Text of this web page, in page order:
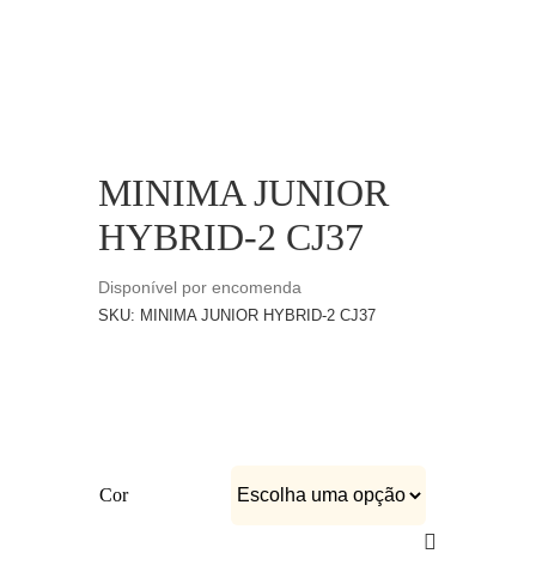
MINIMA JUNIOR
HYBRID-2 CJ37
Disponível por encomenda
SKU: MINIMA JUNIOR HYBRID-2 CJ37
Cor